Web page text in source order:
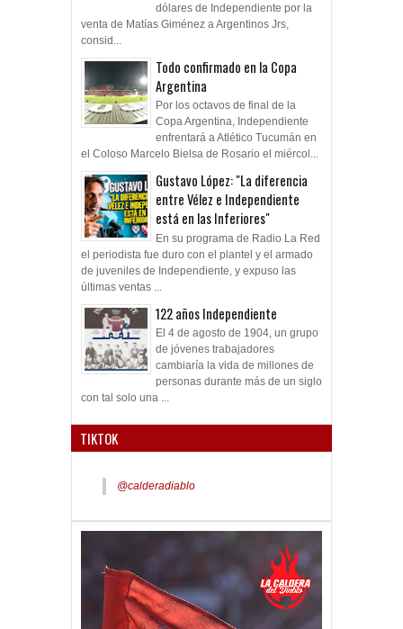
dólares de Independiente por la
venta de Matías Giménez a Argentinos Jrs,
consid...
Todo confirmado en la Copa
Argentina
Por los octavos de final de la
Copa Argentina, Independiente
enfrentará a Atlético Tucumán en
el Coloso Marcelo Bielsa de Rosario el miércol...
Gustavo López: "La diferencia
entre Vélez e Independiente
está en las Inferiores"
En su programa de Radio La Red
el periodista fue duro con el plantel y el armado
de juveniles de Independiente, y expuso las
últimas ventas ...
122 años Independiente
El 4 de agosto de 1904, un grupo
de jóvenes trabajadores
cambiaría la vida de millones de
personas durante más de un siglo
con tal solo una ...
TIKTOK
@calderadiablo